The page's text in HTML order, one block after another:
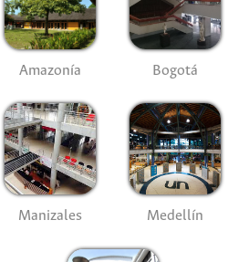
Amazonía Bogotá
Manizales Medellín